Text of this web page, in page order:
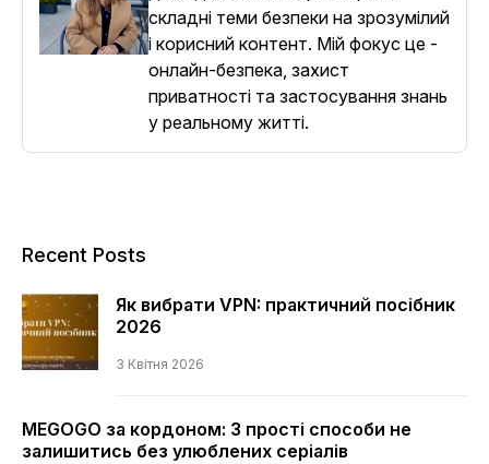
складні теми безпеки на зрозумілий
і корисний контент. Мій фокус це -
онлайн-безпека, захист
приватності та застосування знань
у реальному житті.
Recent Posts
Як вибрати VPN: практичний посібник
2026
3 Квітня 2026
MEGOGO за кордоном: 3 прості способи не
залишитись без улюблених серіалів